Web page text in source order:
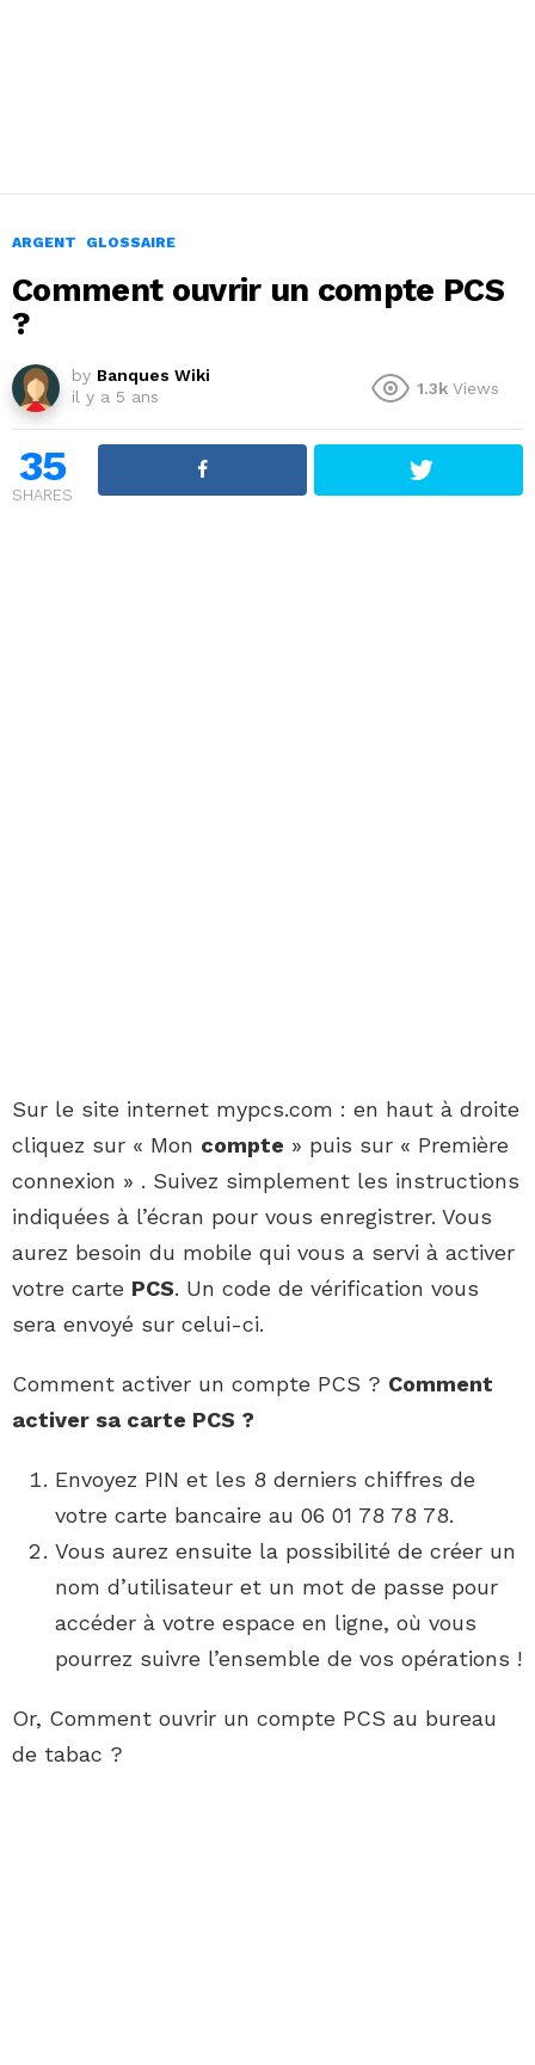
ARGENT GLOSSAIRE
Comment ouvrir un compte PCS
?
by Banques Wiki
il y a 5 ans
1.3k Views
35
SHARES
Sur le site internet mypcs.com : en haut à droite
cliquez sur « Mon compte » puis sur « Première
connexion » . Suivez simplement les instructions
indiquées à l’écran pour vous enregistrer. Vous
aurez besoin du mobile qui vous a servi à activer
votre carte PCS. Un code de vérification vous
sera envoyé sur celui-ci.
Comment activer un compte PCS ? Comment
activer sa carte PCS ?
Envoyez PIN et les 8 derniers chiffres de
votre carte bancaire au 06 01 78 78 78.
Vous aurez ensuite la possibilité de créer un
nom d’utilisateur et un mot de passe pour
accéder à votre espace en ligne, où vous
pourrez suivre l’ensemble de vos opérations !
Or, Comment ouvrir un compte PCS au bureau
de tabac ?